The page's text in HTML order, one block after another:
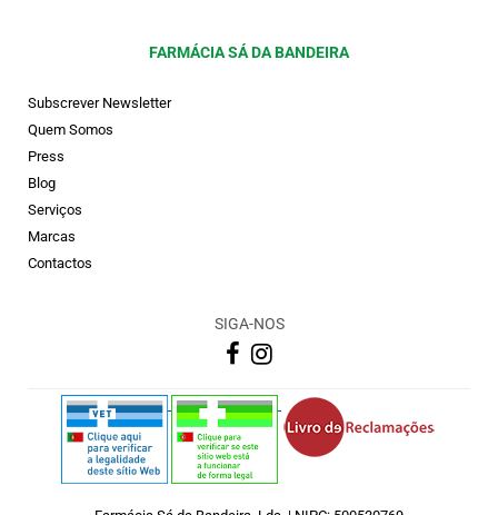
FARMÁCIA SÁ DA BANDEIRA
Subscrever Newsletter
Quem Somos
Press
Blog
Serviços
Marcas
Contactos
SIGA-NOS